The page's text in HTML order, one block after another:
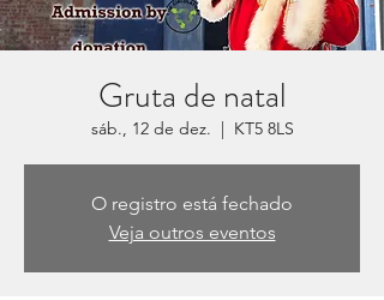
Gruta de natal
sáb., 12 de dez.
  |
KT5 8LS
O registro está fechado
Veja outros eventos